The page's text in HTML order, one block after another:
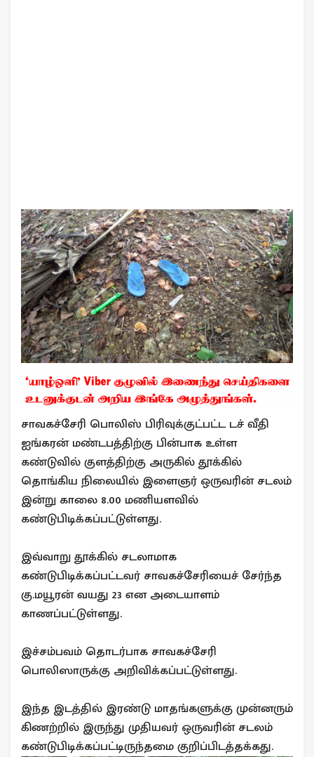
சாவகச்சேரி பொலிஸ் பிரிவுக்குட்பட்ட டச் வீதி
ஐங்கரன் மண்டபத்திற்கு பின்பாக உள்ள
கண்டுவில் குளத்திற்கு அருகில் தூக்கில்
தொங்கிய நிலையில் இளைஞர் ஒருவரின் சடலம்
இன்று காலை 8.00 மணியளவில்
கண்டுபிடிக்கப்பட்டுள்ளது.
இவ்வாறு தூக்கில் சடலாமாக
கண்டுபிடிக்கப்பட்டவர் சாவகச்சேரியைச் சேர்ந்த
கு.மயூரன் வயது 23 என அடையாளம்
காணப்பட்டுள்ளது.
இச்சம்பவம் தொடர்பாக சாவகச்சேரி
பொலிஸாருக்கு அறிவிக்கப்பட்டுள்ளது.
இந்த இடத்தில் இரண்டு மாதங்களுக்கு முன்னரும்
கிணற்றில் இருந்து முதியவர் ஒருவரின் சடலம்
கண்டுபிடிக்கப்பட்டிருந்தமை குறிப்பிடத்தக்கது.